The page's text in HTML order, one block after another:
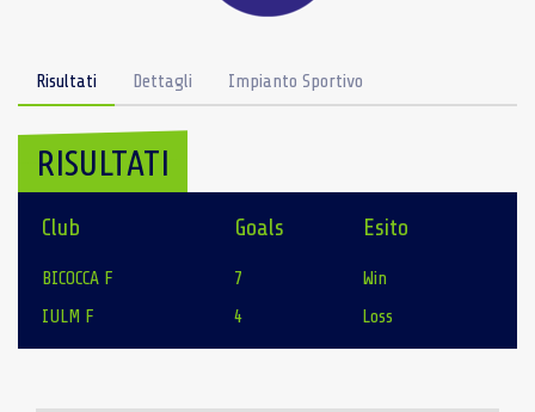
Risultati Dettagli Impianto Sportivo
RISULTATI
Club Goals Esito
BICOCCA F 7
Win
IULM F
4 Loss